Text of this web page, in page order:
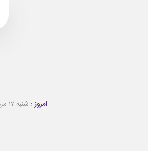
امروز : شنبه ۱۷ مرداد ۰۵ - Saturday 8th August 26